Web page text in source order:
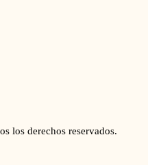
los derechos reservados.